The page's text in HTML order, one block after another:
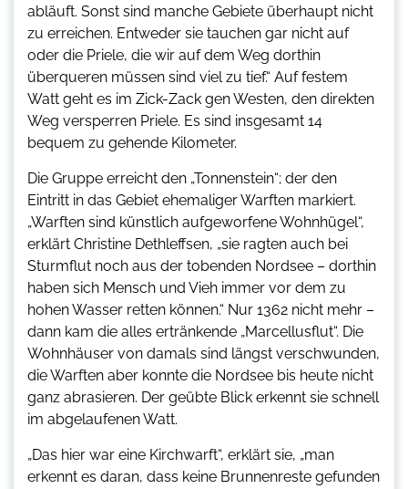
abläuft. Sonst sind manche Gebiete überhaupt nicht
zu erreichen. Entweder sie tauchen gar nicht auf
oder die Priele, die wir auf dem Weg dorthin
überqueren müssen sind viel zu tief.“ Auf festem
Watt geht es im Zick-Zack gen Westen, den direkten
Weg versperren Priele. Es sind insgesamt 14
bequem zu gehende Kilometer.
Die Gruppe erreicht den „Tonnenstein“; der den
Eintritt in das Gebiet ehemaliger Warften markiert.
„Warften sind künstlich aufgeworfene Wohnhügel“,
erklärt Christine Dethleffsen, „sie ragten auch bei
Sturmflut noch aus der tobenden Nordsee – dorthin
haben sich Mensch und Vieh immer vor dem zu
hohen Wasser retten können.“ Nur 1362 nicht mehr –
dann kam die alles ertränkende „Marcellusflut“. Die
Wohnhäuser von damals sind längst verschwunden,
die Warften aber konnte die Nordsee bis heute nicht
ganz abrasieren. Der geübte Blick erkennt sie schnell
im abgelaufenen Watt.
„Das hier war eine Kirchwarft“, erklärt sie, „man
erkennt es daran, dass keine Brunnenreste gefunden